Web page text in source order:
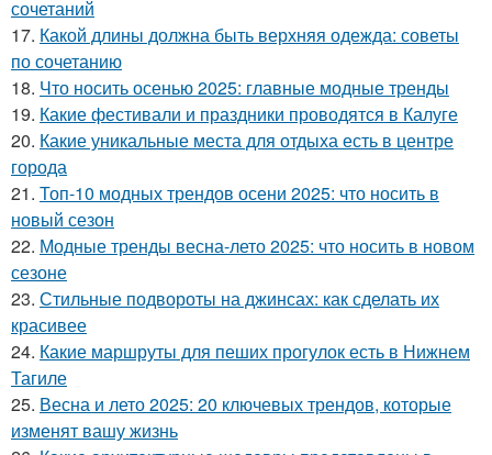
сочетаний
17. Какой длины должна быть верхняя одежда: советы
по сочетанию
18. Что носить осенью 2025: главные модные тренды
19. Какие фестивали и праздники проводятся в Калуге
20. Какие уникальные места для отдыха есть в центре
города
21. Топ-10 модных трендов осени 2025: что носить в
новый сезон
22. Модные тренды весна-лето 2025: что носить в новом
сезоне
23. Стильные подвороты на джинсах: как сделать их
красивее
24. Какие маршруты для пеших прогулок есть в Нижнем
Тагиле
25. Весна и лето 2025: 20 ключевых трендов, которые
изменят вашу жизнь